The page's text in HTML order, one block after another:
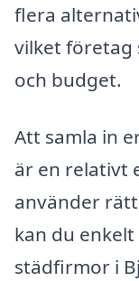
flera
vilket företag
och budget.
Att samla in
är en relativt
använder
kan du
städfirmor i